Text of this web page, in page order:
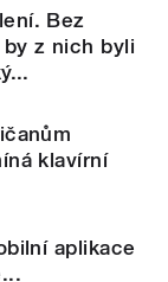
Bez
z nich byli
klavírní
aplikace